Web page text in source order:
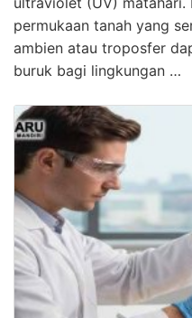
permukaan tanah yang
ambien atau troposfer
buruk bagi lingkungan …